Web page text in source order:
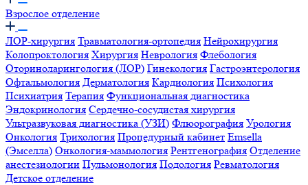
Взрослое отделение
ЛОР-хирургия Травматология-ортопедия Нейрохирургия
Колопроктология Хирургия Неврология Флебология
Оториноларингология (ЛОР) Гинекология Гастроэнтерология
Офтальмология Дерматология Кардиология Психология
Психиатрия Терапия Функциональная диагностика
Эндокринология Сердечно-сосудистая хирургия
Ультразвуковая диагностика (УЗИ) Флюорография Урология
Онкология Трихология Процедурный кабинет Emsella
(Эмселла) Онкология-маммология Рентгенография Отделение
анестезиологии Пульмонология Подология Ревматология
Детское отделение